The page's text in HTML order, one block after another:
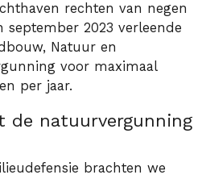
rechten van negen
september 2023 verleende
Natuur en
voor maximaal
per jaar.
de natuurvergunning
brachten we